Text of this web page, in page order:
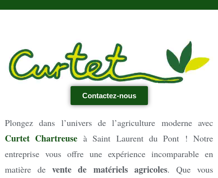
Contactez-nous
Plongez dans l’univers de l’agriculture moderne avec
Curtet Chartreuse à Saint Laurent du Pont ! Notre
entreprise vous offre une expérience incomparable en
matière devente de matériels agricoles. Que vous